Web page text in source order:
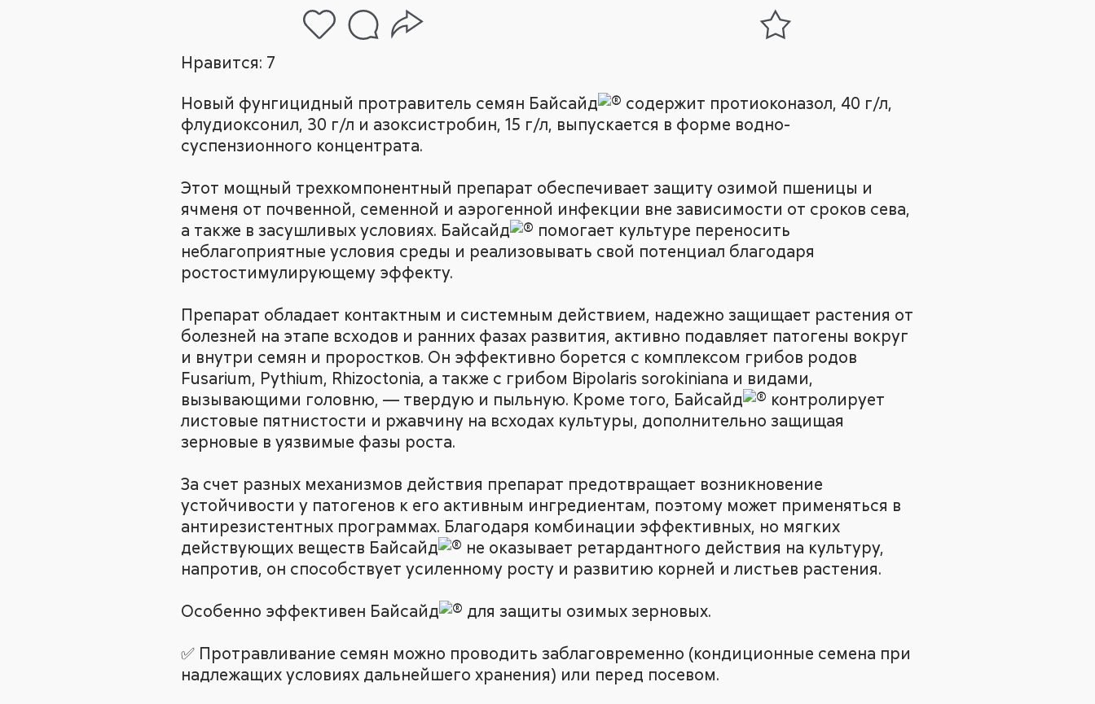
Нравится: 7
Новый фунгицидный протравитель семян Байсайд
содержит протиоконазол, 40 г/л,
флудиоксонил, 30 г/л и азоксистробин, 15 г/л, выпускается в форме водно-
суспензионного концентрата.
Этот мощный трехкомпонентный препарат обеспечивает защиту озимой пшеницы и
ячменя от почвенной, семенной и аэрогенной инфекции вне зависимости от сроков сева,
а также в засушливых условиях. Байсайд
помогает культуре переносить
неблагоприятные условия среды и реализовывать свой потенциал благодаря
ростостимулирующему эффекту.
Препарат обладает контактным и системным действием, надежно защищает растения от
болезней на этапе всходов и ранних фазах развития, активно подавляет патогены вокруг
и внутри семян и проростков. Он эффективно борется с комплексом грибов родов
Fusarium, Pythium, Rhizoctonia, а также с грибом Bipolaris sorokiniana и видами,
вызывающими головню, — твердую и пыльную. Кроме того, Байсайд
контролирует
листовые пятнистости и ржавчину на всходах культуры, дополнительно защищая
зерновые в уязвимые фазы роста.
За счет разных механизмов действия препарат предотвращает возникновение
устойчивости у патогенов к его активным ингредиентам, поэтому может применяться в
антирезистентных программах. Благодаря комбинации эффективных, но мягких
действующих веществ Байсайд
не оказывает ретардантного действия на культуру,
напротив, он способствует усиленному росту и развитию корней и листьев растения.
Особенно эффективен Байсайд для защиты озимых зерновых.
✅ Протравливание семян можно проводить заблаговременно (кондиционные семена при
надлежащих условиях дальнейшего хранения) или перед посевом.